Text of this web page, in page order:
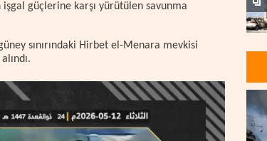
işgal güçlerine karşı yürütülen savunma
sınırındaki Hirbet el-Menara mevkisi